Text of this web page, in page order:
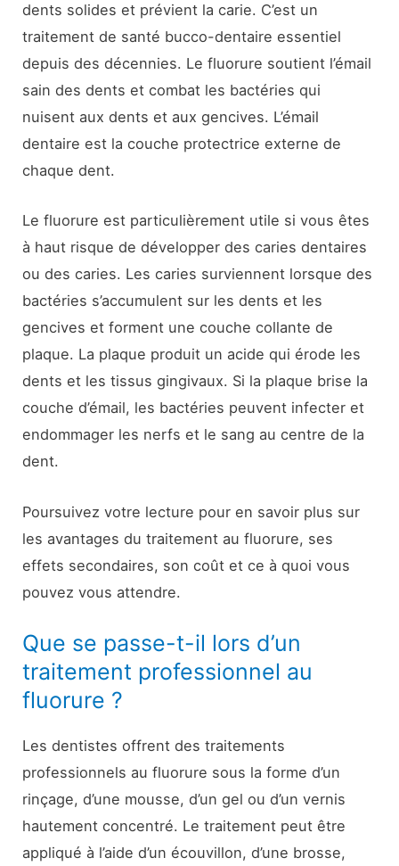
dents solides et prévient la carie. C’est un
traitement de santé bucco-dentaire essentiel
depuis des décennies. Le fluorure soutient l’émail
sain des dents et combat les bactéries qui
nuisent aux dents et aux gencives. L’émail
dentaire est la couche protectrice externe de
chaque dent.
Le fluorure est particulièrement utile si vous êtes
à haut risque de développer des caries dentaires
ou des caries. Les caries surviennent lorsque des
bactéries s’accumulent sur les dents et les
gencives et forment une couche collante de
plaque. La plaque produit un acide qui érode les
dents et les tissus gingivaux. Si la plaque brise la
couche d’émail, les bactéries peuvent infecter et
endommager les nerfs et le sang au centre de la
dent.
Poursuivez votre lecture pour en savoir plus sur
les avantages du traitement au fluorure, ses
effets secondaires, son coût et ce à quoi vous
pouvez vous attendre.
Que se passe-t-il lors d’un
traitement professionnel au
fluorure ?
Les dentistes offrent des traitements
professionnels au fluorure sous la forme d’un
rinçage, d’une mousse, d’un gel ou d’un vernis
hautement concentré. Le traitement peut être
appliqué à l’aide d’un écouvillon, d’une brosse,